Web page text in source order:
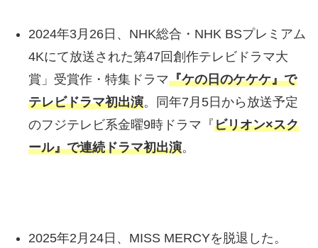
2024年3月26日、NHK総合・NHK BSプレミアム
4Kにて放送された第47回創作テレビドラマ大
賞」受賞作・特集ドラマ『ケの日のケケケ』で
テレビドラマ初出演。同年7月5日から放送予定
のフジテレビ系金曜9時ドラマ『ビリオン×スク
ール』で連続ドラマ初出演。
2025年2月24日、MISS MERCYを脱退した。